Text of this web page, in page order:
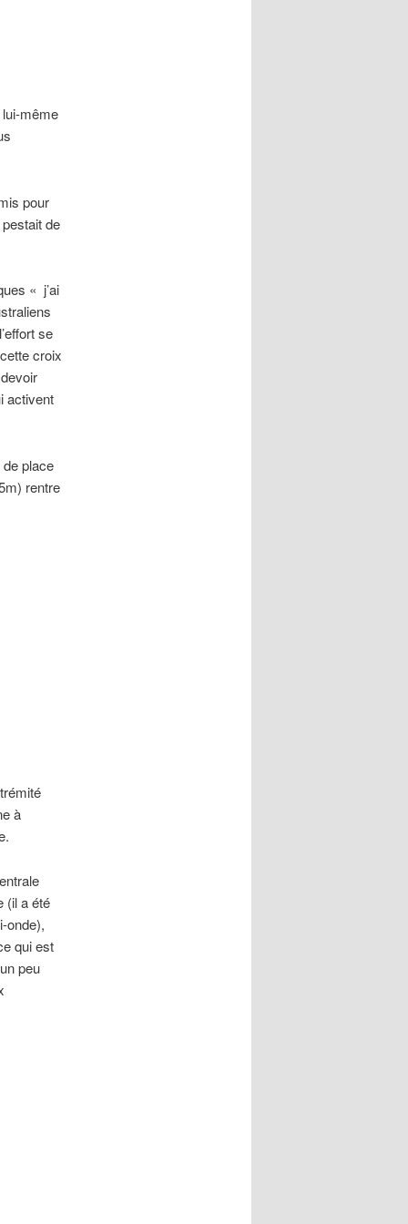
lui-même
pour
de
« j’ai
se
croix
activent
de place
rentre
à
(il a été
onde),
qui est
peu